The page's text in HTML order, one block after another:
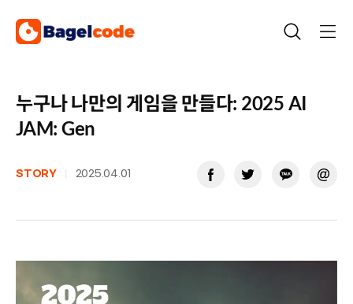
content
누구나 나만의 게임을 만들다: 2025 AI
JAM: Gen
STORY 2025.04.01